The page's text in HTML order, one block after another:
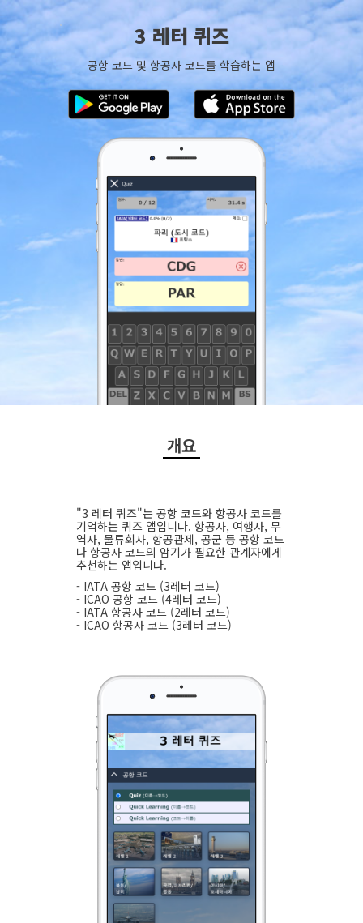
3 레터 퀴즈
공항 코드 및 항공사 코드를 학습하는 앱
개요
"3 레터 퀴즈"는 공항 코드와 항공사 코드를
기억하는 퀴즈 앱입니다. 항공사, 여행사, 무
역사, 물류회사, 항공관제, 공군 등 공항 코드
나 항공사 코드의 암기가 필요한 관계자에게
추천하는 앱입니다.
- IATA 공항 코드 (3레터 코드)
- ICAO 공항 코드 (4레터 코드)
- IATA 항공사 코드 (2레터 코드)
- ICAO 항공사 코드 (3레터 코드)